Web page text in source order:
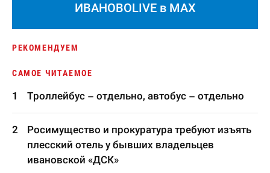
ИВАНОВОLIVE в MAX
РЕКОМЕНДУЕМ
САМОЕ ЧИТАЕМОЕ
Троллейбус – отдельно, автобус – отдельно
Росимущество и прокуратура требуют изъять
плесский отель у бывших владельцев
ивановской «ДСК»